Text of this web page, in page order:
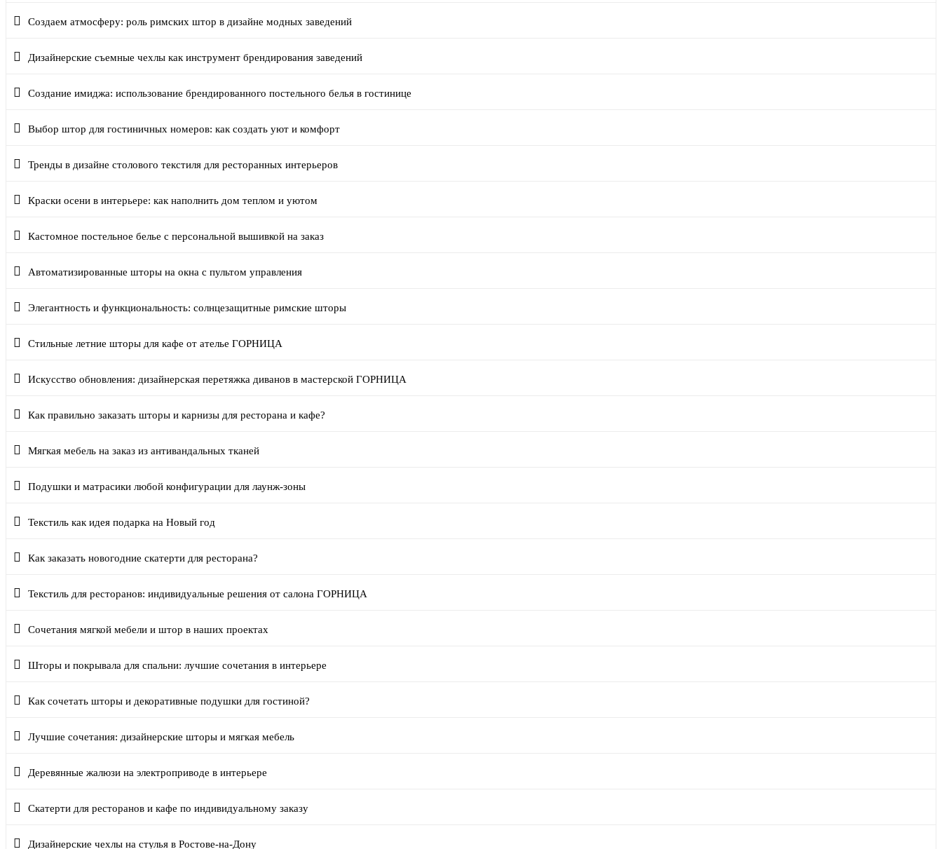
Создаем атмосферу: роль римских штор в дизайне модных заведений
Дизайнерские съемные чехлы как инструмент брендирования заведений
Создание имиджа: использование брендированного постельного белья в гостинице
Выбор штор для гостиничных номеров: как создать уют и комфорт
Тренды в дизайне столового текстиля для ресторанных интерьеров
Краски осени в интерьере: как наполнить дом теплом и уютом
Кастомное постельное белье с персональной вышивкой на заказ
Автоматизированные шторы на окна с пультом управления
Элегантность и функциональность: солнцезащитные римские шторы
Стильные летние шторы для кафе от ателье ГОРНИЦА
Искусство обновления: дизайнерская перетяжка диванов в мастерской ГОРНИЦА
Как правильно заказать шторы и карнизы для ресторана и кафе?
Мягкая мебель на заказ из антивандальных тканей
Подушки и матрасики любой конфигурации для лаунж-зоны
Текстиль как идея подарка на Новый год
Как заказать новогодние скатерти для ресторана?
Текстиль для ресторанов: индивидуальные решения от салона ГОРНИЦА
Сочетания мягкой мебели и штор в наших проектах
Шторы и покрывала для спальни: лучшие сочетания в интерьере
Как сочетать шторы и декоративные подушки для гостиной?
Лучшие сочетания: дизайнерские шторы и мягкая мебель
Деревянные жалюзи на электроприводе в интерьере
Скатерти для ресторанов и кафе по индивидуальному заказу
Дизайнерские чехлы на стулья в Ростове-на-Дону